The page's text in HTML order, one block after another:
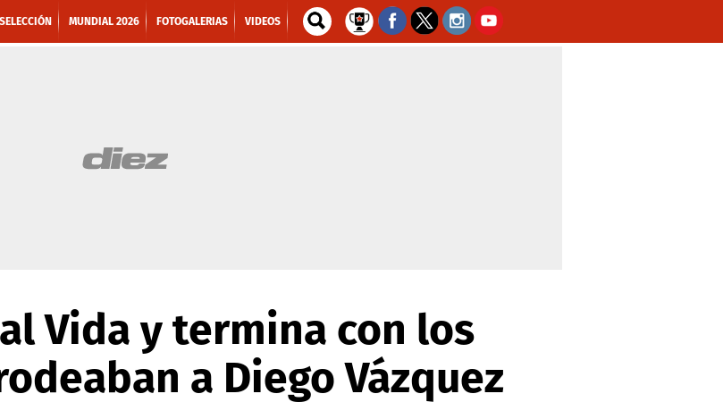
MUNDIAL 2026 FOTOGALERIAS VIDEOS
Vida y termina con los
a Diego Vázquez